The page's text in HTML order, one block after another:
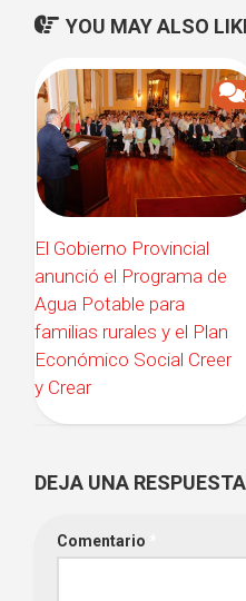
YOU MAY ALSO
El Gobierno Provincial
anunció el Programa de
Agua Potable para
familias rurales y el Plan
Económico Social Creer
y Crear
DEJA UNA RESPUESTA
Comentario